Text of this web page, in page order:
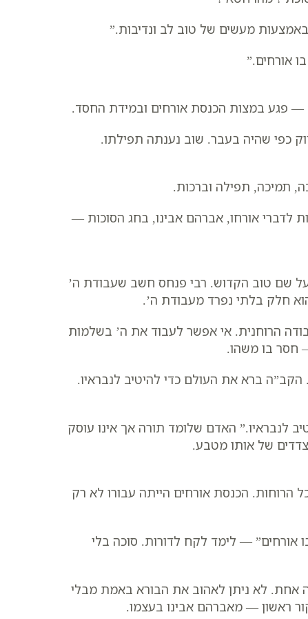
מעשים של טוב לב ונדיבות.”
אורחים.”
— פגע במצות הכנסת אורחים ובמידת החסד.
כפי שהיה בעבר. שוב נענתה תפילתו.
תמיכה, תפילה וברכות.
לדברי אורחו, אברהם אבינו, בחג הסוכות —
שם טוב הקדוש. רבי פנחס חשב שעבודת ה’
חלק בלתי נפרד מעבודת ה’.
הרוחנית. אי אפשר לעבוד את ה’ בשלמות
חסר בו משהו.
ברא את העולם כדי להיטיב לנבראיו.
לנבראיו.” האדם שלומד תורה אך אינו עוסק
של אותו מטבע.
הרוחות. הכנסת אורחים הייתה עבורו לא רק
אורחים” — לימד לקח לדורות. סוכה בלי
אחת. לא ניתן לאהוב את הבורא באמת מבלי
ראשון — מאברהם אבינו בעצמו.